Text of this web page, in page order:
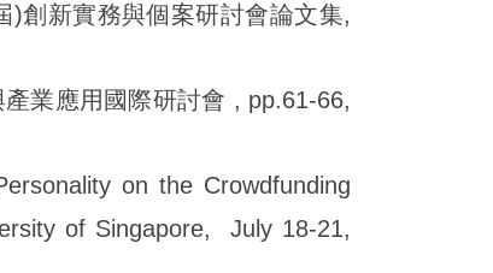
)創新實務與個案研討會論文集,
業應用國際研討會 , pp.61-66,
on the Crowdfunding
of Singapore, July 18-21,